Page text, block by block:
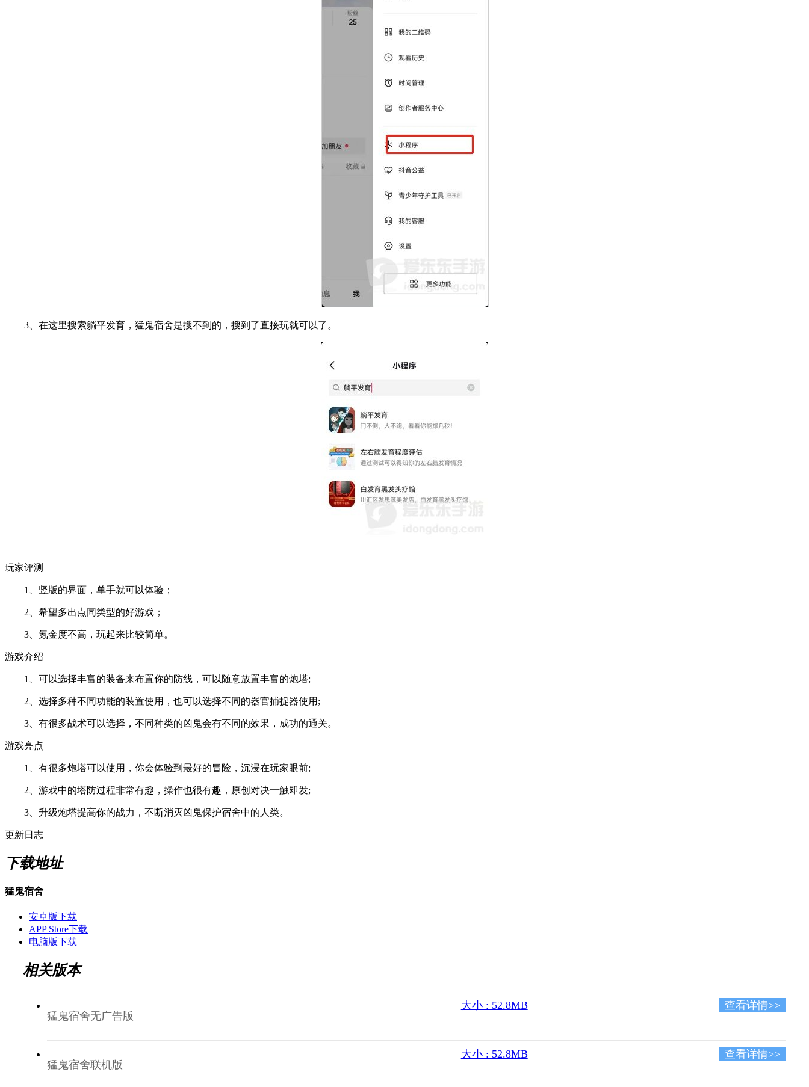
3、在这里搜索躺平发育，猛鬼宿舍是搜不到的，搜到了直接玩就可以了。
玩家评测
1、竖版的界面，单手就可以体验；
2、希望多出点同类型的好游戏；
3、氪金度不高，玩起来比较简单。
游戏介绍
1、可以选择丰富的装备来布置你的防线，可以随意放置丰富的炮塔;
2、选择多种不同功能的装置使用，也可以选择不同的器官捕捉器使用;
3、有很多战术可以选择，不同种类的凶鬼会有不同的效果，成功的通关。
游戏亮点
1、有很多炮塔可以使用，你会体验到最好的冒险，沉浸在玩家眼前;
2、游戏中的塔防过程非常有趣，操作也很有趣，原创对决一触即发;
3、升级炮塔提高你的战力，不断消灭凶鬼保护宿舍中的人类。
更新日志
下载地址
猛鬼宿舍
安卓版下载
APP Store下载
电脑版下载
相关版本
猛鬼宿舍无广告版
大小 : 52.8MB 查看详情>>
猛鬼宿舍联机版
大小 : 52.8MB 查看详情>>